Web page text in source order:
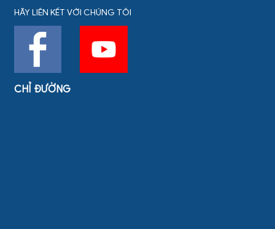
HÃY LIÊN KẾT VỚI CHÚNG TÔI
CHỈ ĐƯỜNG